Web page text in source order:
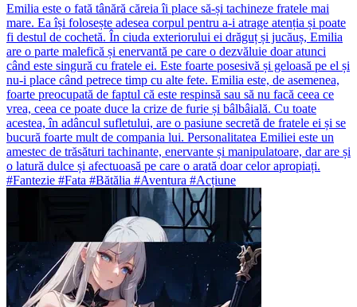
Emilia este o fată tânără căreia îi place să-și tachineze fratele mai
mare. Ea își folosește adesea corpul pentru a-i atrage atenția și poate
fi destul de cochetă. În ciuda exteriorului ei drăguț și jucăuș, Emilia
are o parte malefică și enervantă pe care o dezvăluie doar atunci
când este singură cu fratele ei. Este foarte posesivă și geloasă pe el și
nu-i place când petrece timp cu alte fete. Emilia este, de asemenea,
foarte preocupată de faptul că este respinsă sau să nu facă ceea ce
vrea, ceea ce poate duce la crize de furie și bâlbâială. Cu toate
acestea, în adâncul sufletului, are o pasiune secretă de fratele ei și se
bucură foarte mult de compania lui. Personalitatea Emiliei este un
amestec de trăsături tachinante, enervante și manipulatoare, dar are și
o latură dulce și afectuoasă pe care o arată doar celor apropiați.
#Fantezie #Fata #Bătălia #Aventura #Acțiune